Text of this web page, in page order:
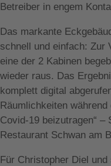
Betreiber in engem
Das markante
schnell und einfach: Zur
eine der 2 Kabinen
wieder raus. Das
komplett digital
Räumlichkeiten
Covid-19 beizutragen“
Restaurant Schwan am
Für Christopher Diel